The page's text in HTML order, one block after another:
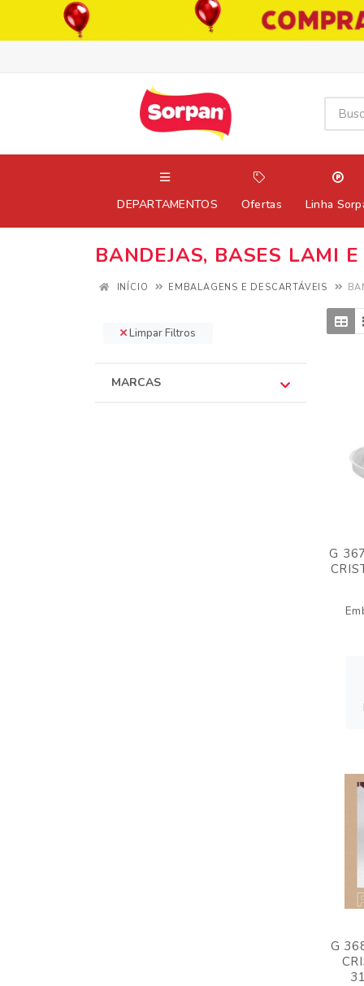
DEPARTAMENTOS Ofertas Linha
BANDEJAS, BASES LAMI
INÍCIO EMBALAGENS E DESCARTÁVEIS
Limpar Filtros
MARCAS
G
G